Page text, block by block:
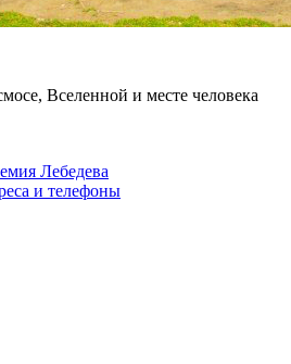
Вселенной и месте человека
Лебедева
и телефоны